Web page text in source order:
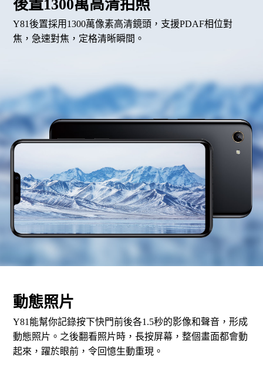
後置1300萬高清拍照
Y81後置採用1300萬像素高清鏡頭，支援PDAF相位對
焦，急速對焦，定格清晰瞬間。
動態照片
Y81能幫你記錄按下快門前後各1.5秒的影像和聲音，形成
動態照片。之後翻看照片時，長按屏幕，整個畫面都會動
起來，躍於眼前，令回憶生動重現。